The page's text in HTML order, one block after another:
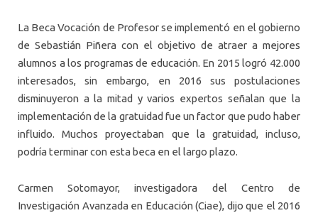
La Beca Vocación de Profesor se implementó en el gobierno
de Sebastián Piñera con el objetivo de atraer a mejores
alumnos a los programas de educación. En 2015 logró 42.000
interesados, sin embargo, en 2016 sus postulaciones
disminuyeron a la mitad y varios expertos señalan que la
implementación de la gratuidad fue un factor que pudo haber
influido. Muchos proyectaban que la gratuidad, incluso,
podría terminar con esta beca en el largo plazo.
Carmen Sotomayor, investigadora del Centro de
Investigación Avanzada en Educación (Ciae), dijo que el 2016